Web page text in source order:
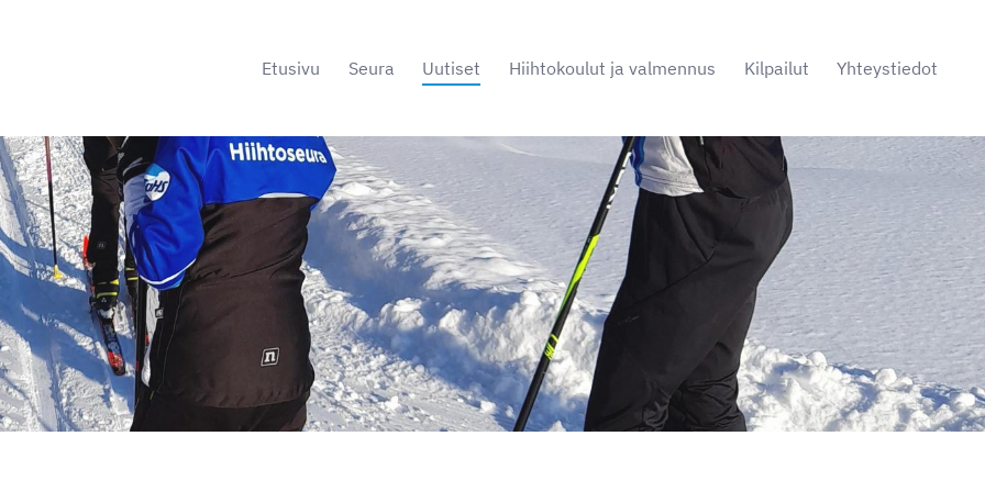
Etusivu Seura Uutiset Hiihtokoulut ja valmennus Kilpailut Yhteystiedot